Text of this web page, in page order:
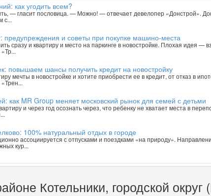
как угодить всем?
— гласит пословица. — Можно! — отвечает девелопер «Донстрой».
с...
предупреждения и советы при покупке машино-места
сразу и квартиру и место на паркинге в новостройке. Плохая идея —
повышаем шансы получить кредит на новостройку
мечты в новостройке и хотите приобрести ее в кредит, от отказ в
как MR Group меняет московский рынок для семей с детьми
и через год осознать через, что ребенку не хватает места в
100% натуральный отдых в городе
ассоциируется с отпусками и поездками «на природу».
кур...
Котельники, городской